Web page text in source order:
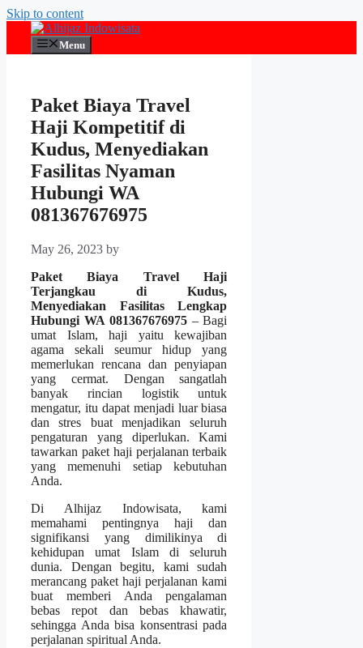
Skip to content
Menu
Paket Biaya Travel
Haji Kompetitif di
Kudus, Menyediakan
Fasilitas Nyaman
Hubungi WA
081367676975
May 26, 2023 by
Paket Biaya Travel Haji
Terjangkau di Kudus,
Menyediakan Fasilitas Lengkap
Hubungi WA 081367676975– Bagi
umat Islam, haji yaitu kewajiban
agama sekali seumur hidup yang
memerlukan rencana dan penyiapan
yang cermat. Dengan sangatlah
banyak rincian logistik untuk
mengatur, itu dapat menjadi luar biasa
dan stres buat menjadikan seluruh
pengaturan yang diperlukan. Kami
tawarkan paket haji perjalanan terbaik
yang memenuhi setiap kebutuhan
Anda.
Di Alhijaz Indowisata, kami
memahami pentingnya haji dan
signifikansi yang dimilikinya di
kehidupan umat Islam di seluruh
dunia. Dengan begitu, kami sudah
merancang paket haji perjalanan kami
buat memberi Anda pengalaman
bebas repot dan bebas khawatir,
sehingga Anda bisa konsentrasi pada
perjalanan spiritual Anda.